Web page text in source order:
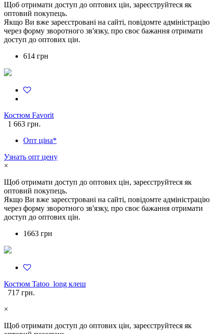
Щоб отримати доступ до оптових цін, зареєструйтеся як
оптовий покупець.
Якщо Ви вже зареєстровані на сайті, повідомте адміністрацію
через форму зворотного зв'язку, про своє бажання отримати
доступ до оптових цін.
614 грн
Костюм Favorit
1 663 грн.
Опт ціна*
Узнать опт цену
×
Щоб отримати доступ до оптових цін, зареєструйтеся як
оптовий покупець.
Якщо Ви вже зареєстровані на сайті, повідомте адміністрацію
через форму зворотного зв'язку, про своє бажання отримати
доступ до оптових цін.
1663 грн
Костюм Tatoo_long клеш
717 грн.
×
Щоб отримати доступ до оптових цін, зареєструйтеся як